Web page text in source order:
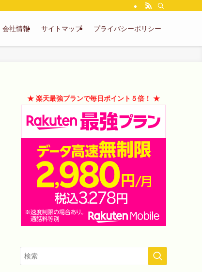
会社情報 サイトマップ プライバシーポリシー
★ 楽天最強プランで毎日ポイント５倍！ ★